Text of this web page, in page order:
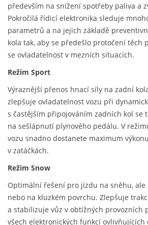
především na snížení spotřeby paliva a
Pokročilá řídicí elektronika sleduje
parametrů a na jejich základě
kola tak, aby se předešlo protočení těch
se ovladatelnost v mezních situacích.
Režim Sport
Výraznější přenos hnací síly na zadní
zlepšuje ovladatelnost vozu při
s častějším připojováním zadních kol se
na sešlápnutí plynového pedálu. V
vozu snadno dostanete maximum
v zatáčkách.
Režim Snow
Optimální řešení pro jízdu na sněhu, ale
nebo na kluzkém povrchu. Zlepšuje
a stabilizuje vůz v obtížných provozních
všech elektronických funkcí ovlivňujících